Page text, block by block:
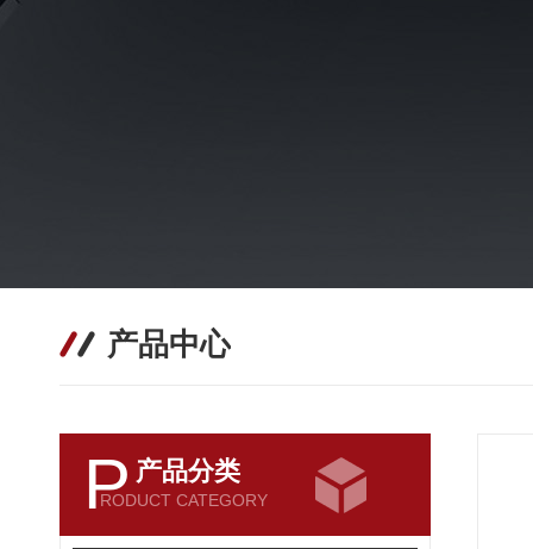
产品中心
P 产品分类
RODUCT CATEGORY